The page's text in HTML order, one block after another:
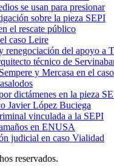
se usan para presionar
sobre la pieza SEPI
el rescate público
caso Leire
del apoyo a
técnico de
y Mercasa en el
dictámenes en la pieza
Javier López Buciega
vinculada a la SEPI
en ENUSA
judicial en caso Vialidad
reservados.